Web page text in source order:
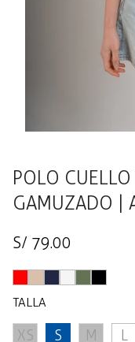
POLO
GAMUZADO |
Precio
S/ 79.00
TALLA
XS S M L